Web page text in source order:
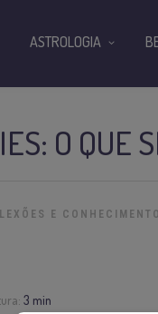
O QUE
E CONHECIMENTO
3 min
ASTROLOGIA